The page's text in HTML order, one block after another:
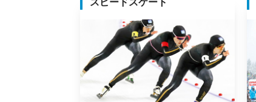
スピードスケート